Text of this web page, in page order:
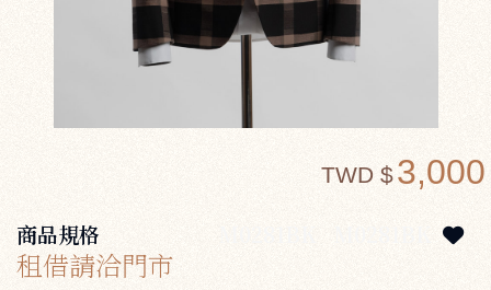
3,000
TWD $
商品規格
租借請洽門市